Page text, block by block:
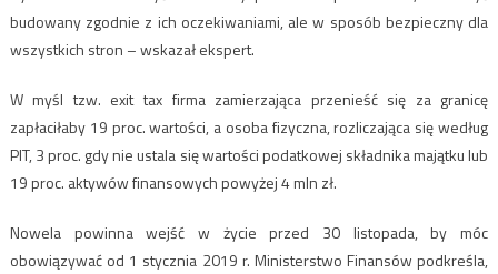
budowany zgodnie z ich oczekiwaniami, ale w sposób bezpieczny dla
wszystkich stron – wskazał ekspert.
W myśl tzw. exit tax firma zamierzająca przenieść się za granicę
zapłaciłaby 19 proc. wartości, a osoba fizyczna, rozliczająca się według
PIT, 3 proc. gdy nie ustala się wartości podatkowej składnika majątku lub
19 proc. aktywów finansowych powyżej 4 mln zł.
Nowela powinna wejść w życie przed 30 listopada, by móc
obowiązywać od 1 stycznia 2019 r. Ministerstwo Finansów podkreśla,